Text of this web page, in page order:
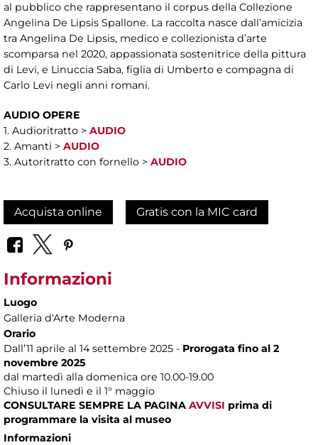
al pubblico che rappresentano il corpus della Collezione
Angelina De Lipsis Spallone. La raccolta nasce dall’amicizia
tra Angelina De Lipsis, medico e collezionista d’arte
scomparsa nel 2020, appassionata sostenitrice della pittura
di Levi, e Linuccia Saba, figlia di Umberto e compagna di
Carlo Levi negli anni romani.
AUDIO OPERE
1. Audioritratto > AUDIO
2. Amanti > AUDIO
3. Autoritratto con fornello > AUDIO
Acquista online Gratis con la MIC card
Informazioni
Luogo
Galleria d'Arte Moderna
Orario
Dall’11 aprile al 14 settembre 2025 - Prorogata fino al 2
novembre 2025
dal martedì alla domenica ore 10.00-19.00
Chiuso il lunedì e il 1° maggio
CONSULTARE SEMPRE LA PAGINA AVVISI prima di
programmare la visita al museo
Informazioni